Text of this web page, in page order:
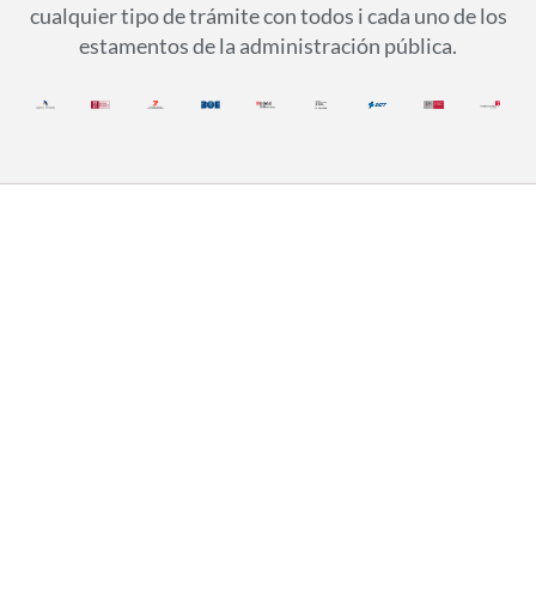
cualquier tipo de trámite con todos i cada uno de los
estamentos de la administración pública.